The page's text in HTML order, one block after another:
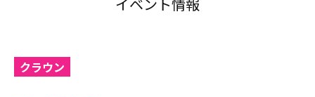
クラウン